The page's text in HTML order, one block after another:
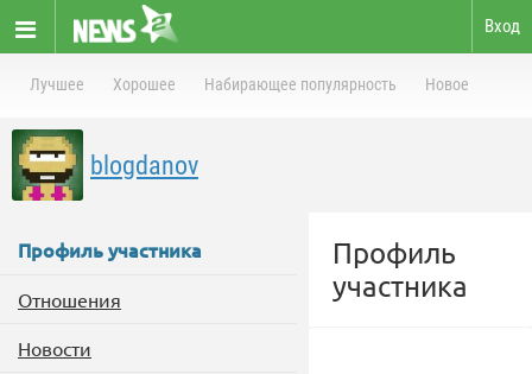
Вход
Лучшее Хорошее Набирающее популярность Новое
blogdanov
Профиль участника
Отношения
Новости
Профиль
участника